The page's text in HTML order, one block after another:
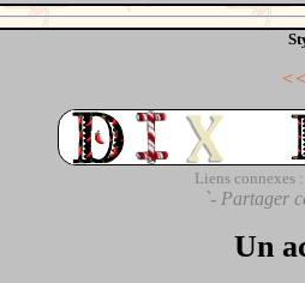
Liens connexes :
`- Partager
Un